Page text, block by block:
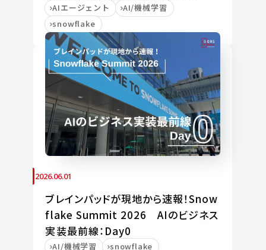
AIエージェント
AI/機械学習
snowflake
2026.06.01
ブレインパッドが現地から速報！Snow
flake Summit 2026 AIのビジネス
実装最前線：Day0
AI/機械学習 snowflake